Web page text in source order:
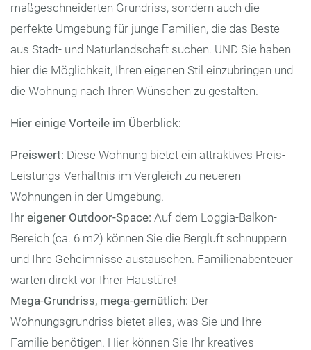
maßgeschneiderten Grundriss, sondern auch die
perfekte Umgebung für junge Familien, die das Beste
aus Stadt- und Naturlandschaft suchen. UND Sie haben
hier die Möglichkeit, Ihren eigenen Stil einzubringen und
die Wohnung nach Ihren Wünschen zu gestalten.
Hier einige Vorteile im Überblick:
Preiswert: Diese Wohnung bietet ein attraktives Preis-
Leistungs-Verhältnis im Vergleich zu neueren
Wohnungen in der Umgebung.
Ihr eigener Outdoor-Space: Auf dem Loggia-Balkon-
Bereich (ca. 6 m2) können Sie die Bergluft schnuppern
und Ihre Geheimnisse austauschen. Familienabenteuer
warten direkt vor Ihrer Haustüre!
Mega-Grundriss, mega-gemütlich: Der
Wohnungsgrundriss bietet alles, was Sie und Ihre
Familie benötigen. Hier können Sie Ihr kreatives